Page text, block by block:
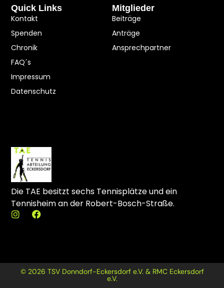
Die TAE besitzt sechs Tennisplätze und ein
Tennisheim an der Robert-Bosch-Straße.
I F
o
k
Mitglieder
Beiträge
Anträge
Ansprechpartner
Quick Links
Kontakt
Spenden
Chronik
FAQ´s
Impressum
Datenschutz
© 2026 TSV Donndorf-Eckersdorf e.V. & RMC Eckersdorf
e.V.